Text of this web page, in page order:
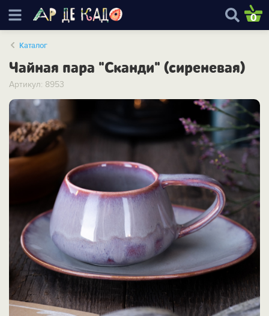
0
Каталог
Чайная пара "Сканди" (сиреневая)
Артикул: 8953